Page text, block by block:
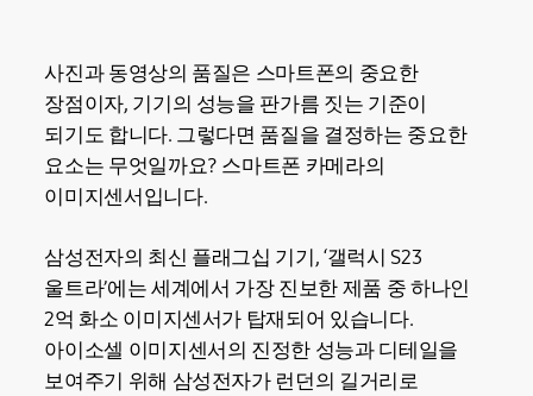
사진과 동영상의 품질은 스마트폰의 중요한
장점이자, 기기의 성능을 판가름 짓는 기준이
되기도 합니다. 그렇다면 품질을 결정하는 중요한
요소는 무엇일까요? 스마트폰 카메라의
이미지센서입니다.
삼성전자의 최신 플래그십 기기, ‘갤럭시 S23
울트라’에는 세계에서 가장 진보한 제품 중 하나인
2억 화소 이미지센서가 탑재되어 있습니다.
아이소셀 이미지센서의 진정한 성능과 디테일을
보여주기 위해 삼성전자가 런던의 길거리로